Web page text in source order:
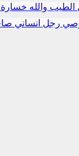
الطيب والله
رجل انساني